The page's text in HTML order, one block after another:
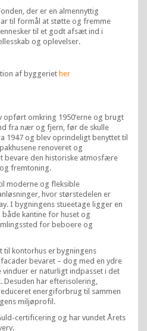
der er en almennyttig
til formål at støtte og fremme
til et godt afsæt ind i
og oplevelser.
af byggeriet her
opført omkring 1950’erne og brugt
fra nær og fjern, før de skulle
1947 og blev oprindeligt benyttet til
renoveret og
bevare den historiske atmosfære
fremtoning.
moderne og fleksible
hvor størstedelen er
I bygningens stueetage ligger en
kantine for huset og
for beboere og
til kontorhus er bygningens
bevaret – dog med en ydre
vinduer er naturligt indpasset i det
Desuden har efterisolering,
energiforbrug til sammen
miljøprofil.
certificering og har vundet Årets